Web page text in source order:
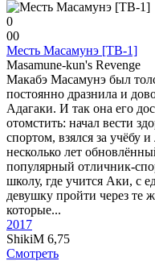
0
00
Месть Масамунэ [ТВ-1]
Masamune-kun's Revenge
Макабэ Масамунэ был
постоянно дразнила и
Адагаки. И так она его
отомстить: начал вести
спортом, взялся за учёбу
несколько лет
популярный отличник-
школу, где учится Аки, с
девушку пройти через те
которые...
2017
ShikiM 6,75
Смотреть